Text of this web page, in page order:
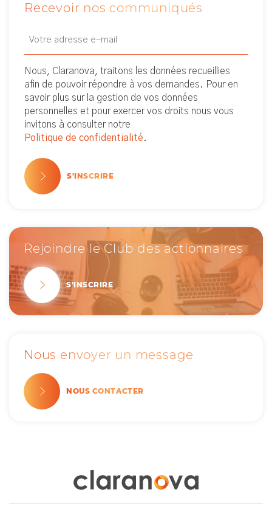
Recevoir nos communiqués
Newsletter
Nous, Claranova, traitons les données recueillies
afin de pouvoir répondre à vos demandes. Pour en
savoir plus sur la gestion de vos données
personnelles et pour exercer vos droits nous vous
invitons à consulter notre
Politique de confidentialité.
S'INSCRIRE
Rejoindre le Club des actionnaires
S'INSCRIRE
Nous envoyer un message
NOUS CONTACTER